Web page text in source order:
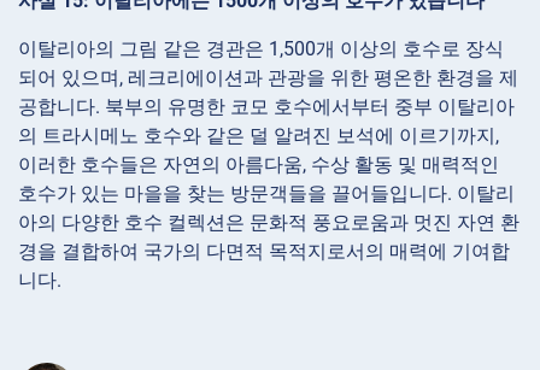
이탈리아의 그림 같은 경관은 1,500개 이상의 호수로 장식
되어 있으며, 레크리에이션과 관광을 위한 평온한 환경을 제
공합니다. 북부의 유명한 코모 호수에서부터 중부 이탈리아
의 트라시메노 호수와 같은 덜 알려진 보석에 이르기까지,
이러한 호수들은 자연의 아름다움, 수상 활동 및 매력적인
호수가 있는 마을을 찾는 방문객들을 끌어들입니다. 이탈리
아의 다양한 호수 컬렉션은 문화적 풍요로움과 멋진 자연 환
경을 결합하여 국가의 다면적 목적지로서의 매력에 기여합
니다.